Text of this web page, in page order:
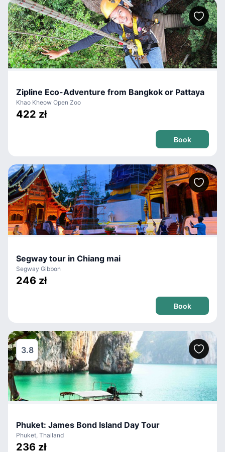
Zipline Eco-Adventure from Bangkok or Pattaya
Khao Kheow Open Zoo
422 zł
Book
Segway tour in Chiang mai
Segway Gibbon
246 zł
Book
3.8
Phuket: James Bond Island Day Tour
Phuket, Thailand
236 zł